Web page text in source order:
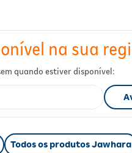
Todos os produtos Jawhara